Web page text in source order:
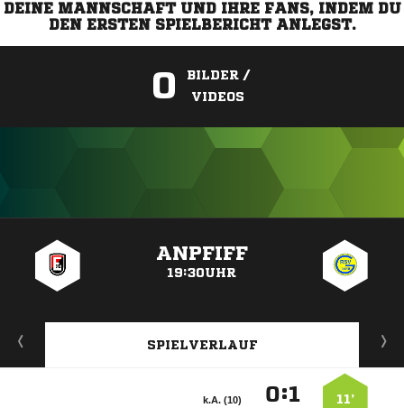
DEINE MANNSCHAFT UND IHRE FANS, INDEM DU
DEN ERSTEN SPIELBERICHT ANLEGST.
0
BILDER /
VIDEOS
ANPFIFF
19:30UHR
SPIELVERLAUF
11’
:
k.A. (10)